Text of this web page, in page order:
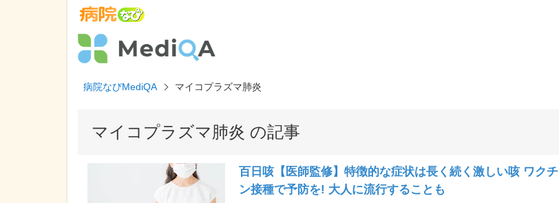
病院なびMediQA マイコプラズマ肺炎
マイコプラズマ肺炎 の記事
百日咳【医師監修】特徴的な症状は長く続く激しい咳 ワクチ
ン接種で予防を! 大人に流行することも